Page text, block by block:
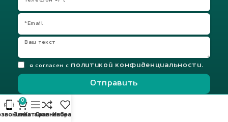
я согласен с политикой конфиденциальности.
Отправить
0
ЗаказКаталогСравнениеИзбранное